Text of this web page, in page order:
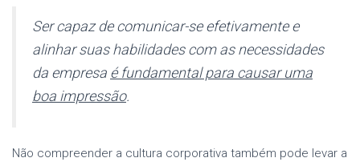
Ser capaz de comunicar-se efetivamente e
alinhar suas habilidades com as necessidades
da empresa é fundamental para causar uma
boa impressão.
Não compreender a cultura corporativa também pode levar a